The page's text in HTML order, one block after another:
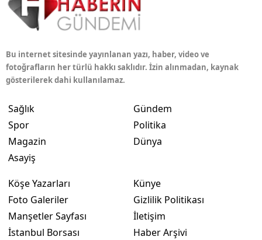
Bu internet sitesinde yayınlanan yazı, haber, video ve
fotoğrafların her türlü hakkı saklıdır. İzin alınmadan, kaynak
gösterilerek dahi kullanılamaz.
Sağlık
Spor
Magazin
Asayiş
Gündem
Politika
Dünya
Köşe Yazarları
Foto Galeriler
Manşetler Sayfası
İstanbul Borsası
Künye
Gizlilik Politikası
İletişim
Haber Arşivi